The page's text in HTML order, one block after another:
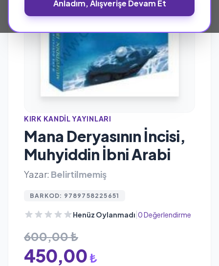
Anladım, Alışverişe Devam Et
KIRK KANDIL YAYINLARI
Mana Deryasının İncisi,
Muhyiddin İbni Arabi
Yazar: Belirtilmemiş
BARKOD: 9789758225651
Henüz Oylanmadı 0 Değerlendirme
600,00 ₺
450,00 ₺